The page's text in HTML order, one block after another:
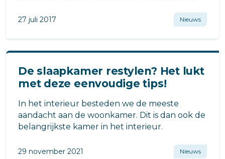
27 juli 2017 Nieuws
De slaapkamer restylen? Het lukt
met deze eenvoudige tips!
In het interieur besteden we de meeste
aandacht aan de woonkamer. Dit is dan ook de
belangrijkste kamer in het interieur.
29 november 2021 Nieuws